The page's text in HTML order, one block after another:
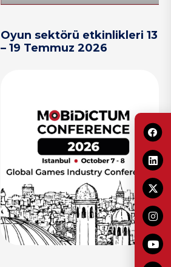
Oyun sektörü etkinlikleri 13
– 19 Temmuz 2026